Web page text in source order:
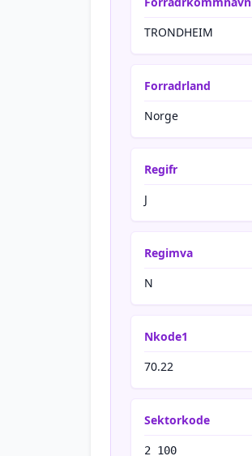
TRONDHEIM
Forradrland
Norge
Regifr
J
Regimva
N
Nkode1
70.22
Sektorkode
2 100